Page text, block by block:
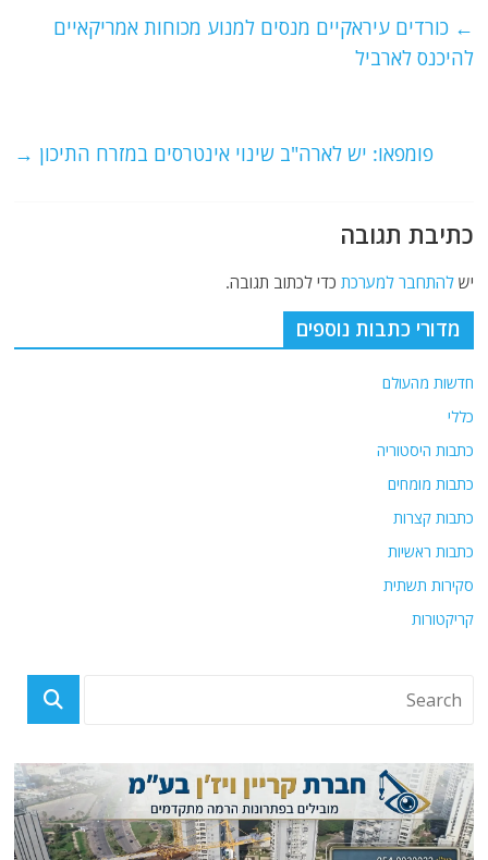
s
A
g
ra
l
er
e
k
← כורדים עיראקיים מנסים למנוע מכוחות אמריקאיים
להיכנס לארביל
פומפאו: יש לארה"ב שינוי אינטרסים במזרח התיכון →
כתיבת תגובה
ישלהתחבר למערכת כדי לכתוב תגובה.
מדורי כתבות נוספים
חדשות מהעולם
כללי
כתבות היסטוריה
כתבות מומחים
כתבות קצרות
כתבות ראשיות
סקירות תשתית
קריקטורות